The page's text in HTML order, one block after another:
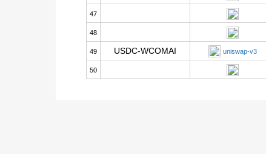
47
48
49 USDC-WCOMAI uniswap-v3
50